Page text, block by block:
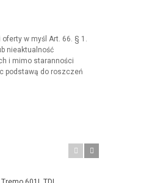
w myśl Art. 66. § 1.
nieaktualność
i mimo staranności
podstawą do roszczeń